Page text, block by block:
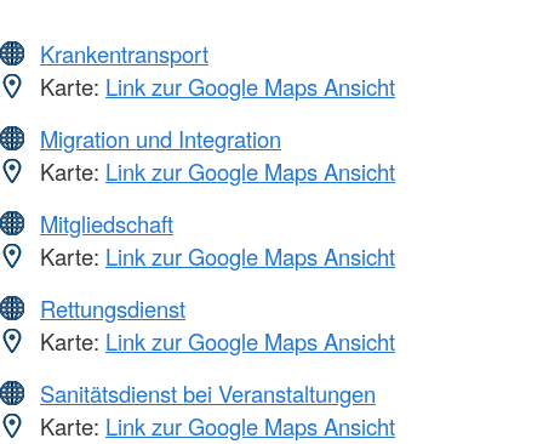
Krankentransport
Karte: Link zur Google Maps Ansicht
Migration und Integration
Karte: Link zur Google Maps Ansicht
Mitgliedschaft
Karte: Link zur Google Maps Ansicht
Rettungsdienst
Karte: Link zur Google Maps Ansicht
Sanitätsdienst bei Veranstaltungen
Karte: Link zur Google Maps Ansicht